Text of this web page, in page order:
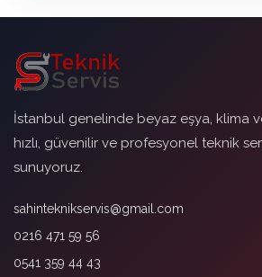
İstanbul genelinde beyaz eşya, klima
hızlı, güvenilir ve profesyonel teknik
sunuyoruz.
sahinteknikservis@gmail.com
0216 471 59 56
0541 359 44 43